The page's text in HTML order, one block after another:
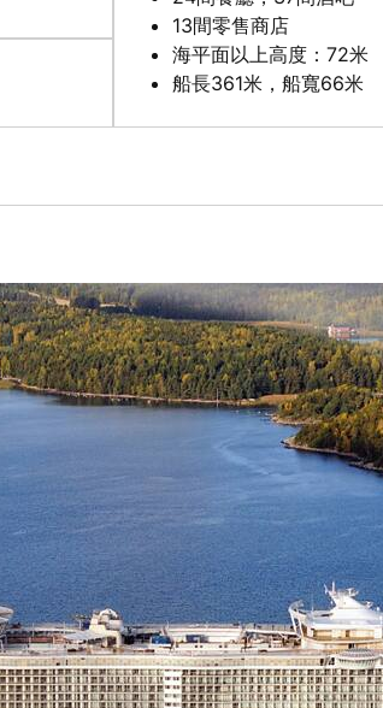
13間零售商店
海平面以上高度：72米
船長361米，船寬66米